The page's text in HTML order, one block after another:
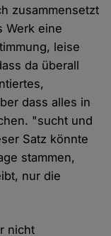
zusammensetzt
Werk eine
leise
da überall
dass alles in
"sucht und
Satz könnte
stammen,
nur die
nicht